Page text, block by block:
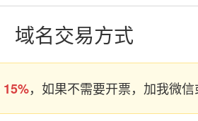
域名交易方式
15%，如果不需要开票，加我微